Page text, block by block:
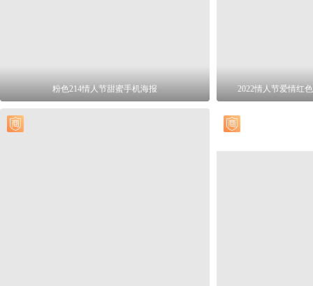
粉色214情人节甜蜜手机海报 2022情人节爱情红